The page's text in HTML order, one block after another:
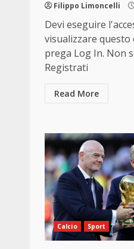
Filippo Limoncelli
Devi eseguire
visualizzare questo
prega Log In. Non
Registrati
Read More
Calcio Sport